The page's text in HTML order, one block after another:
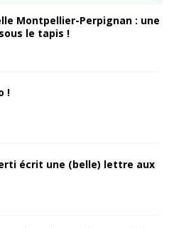
Montpellier-Perpignan : une
le tapis !
!
écrit une (belle) lettre aux